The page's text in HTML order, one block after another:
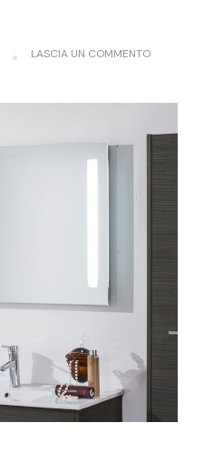
LASCIA UN COMMENTOSU
LUMINOSI